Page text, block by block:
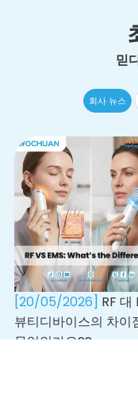
믿
회사 뉴스
[20/05/2026] RF 대
뷰티디바이스의 차이
무엇인가요??